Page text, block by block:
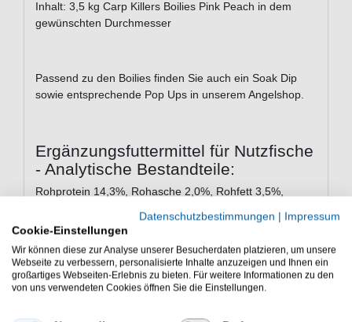
Inhalt: 3,5 kg Carp Killers Boilies Pink Peach in dem
gewünschten Durchmesser
Passend zu den Boilies finden Sie auch ein Soak Dip
sowie entsprechende Pop Ups in unserem Angelshop.
Ergänzungsfuttermittel für Nutzfische
- Analytische Bestandteile:
Rohprotein 14,3%, Rohasche 2,0%, Rohfett 3,5%,
Zusatzstoffe je kg
Ergänzungsfuttermittel:
Datenschutzbestimmungen | Impressum
Cookie-Einstellungen
Wir können diese zur Analyse unserer Besucherdaten platzieren, um unsere
Webseite zu verbessern, personalisierte Inhalte anzuzeigen und Ihnen ein
großartiges Webseiten-Erlebnis zu bieten. Für weitere Informationen zu den
von uns verwendeten Cookies öffnen Sie die Einstellungen.